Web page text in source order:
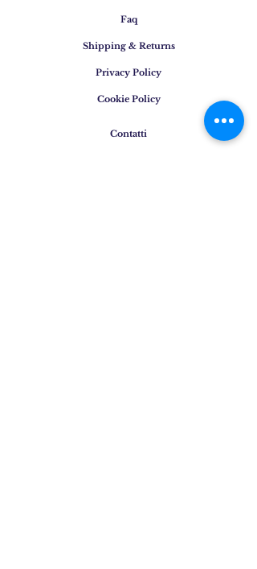
Faq
Shipping & Returns
Privacy Policy
Cookie Policy
Contatti